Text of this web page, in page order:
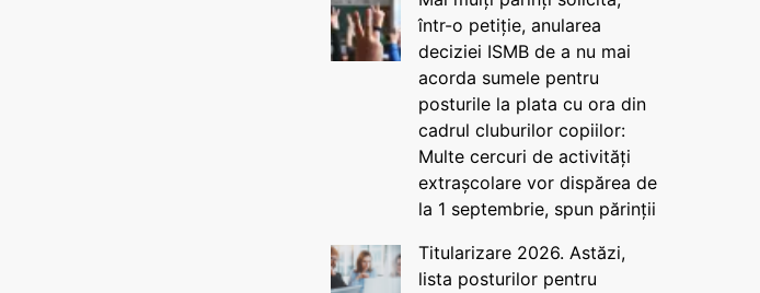
într-o petiție, anularea
deciziei ISMB de a nu mai
acorda sumele pentru
posturile la plata cu ora din
cadrul cluburilor copiilor:
Multe cercuri de activități
extrașcolare vor dispărea de
la 1 septembrie, spun părinții
Titularizare 2026. Astăzi,
lista posturilor pentru